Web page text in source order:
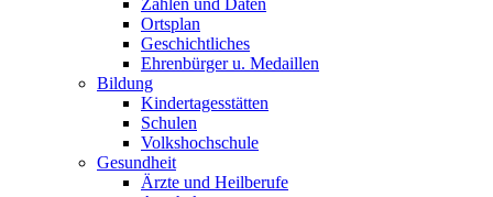
Zahlen und Daten
Ortsplan
Geschichtliches
Ehrenbürger u. Medaillen
Bildung
Kindertagesstätten
Schulen
Volkshochschule
Gesundheit
Ärzte und Heilberufe